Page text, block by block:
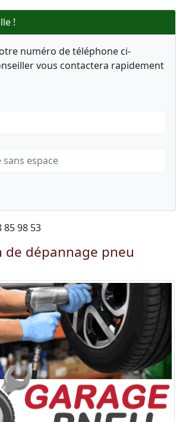
!
numéro de téléphone ci-
vous contactera rapidement
85 98 53
dépannage pneu